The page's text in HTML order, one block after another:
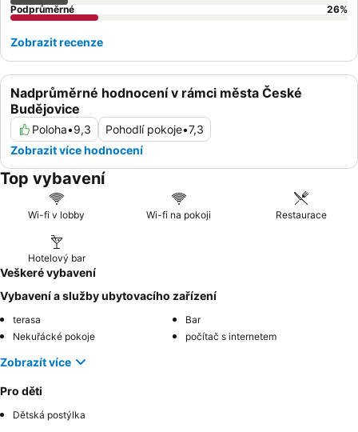
Nadprůměrné hodnocení v rámci města České
Budějovice
Poloha•9,3 Pohodlí pokoje•7,3
Zobrazit více hodnocení
Podprůměrné
26%
Zobrazit recenze
Top vybavení
Wi-fi v lobby Wi-fi na pokoji Restaurace
Hotelový bar
Veškeré vybavení
Vybavení a služby ubytovacího zařízení
terasa
Bar
Nekuřácké pokoje
počítač s internetem
Zobrazít více
Pro děti
Dětská postýlka